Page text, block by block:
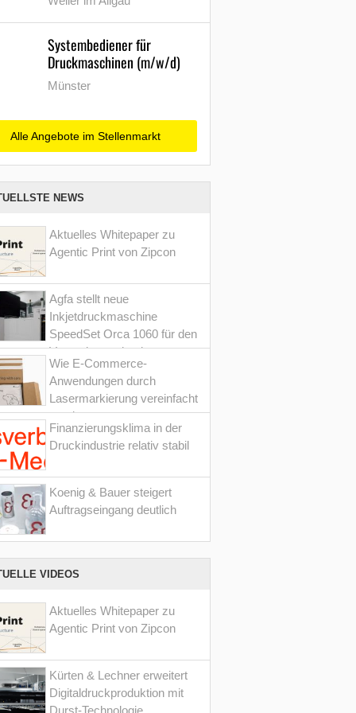
Systembediener für
Druckmaschinen (m/w/d)
Münster
Alle Angebote im Stellenmarkt
NEWS
Aktuelles Whitepaper zu
Agentic Print von Zipcon
Agfa stellt neue
Inkjetdruckmaschine
SpeedSet Orca 1060 für den
Verpackungsdruck vor
Wie E-Commerce-
Anwendungen durch
Lasermarkierung vereinfacht
werden
Finanzierungsklima in der
Druckindustrie relativ stabil
Koenig & Bauer steigert
Auftragseingang deutlich
VIDEOS
Aktuelles Whitepaper zu
Agentic Print von Zipcon
Kürten & Lechner erweitert
Digitaldruckproduktion mit
Durst-Technologie